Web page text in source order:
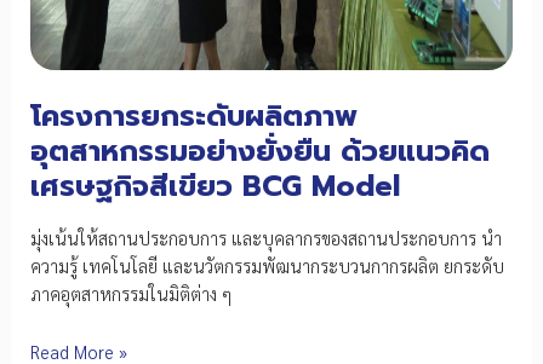
โครงการยกระดับผลิตภาพ
อุตสาหกรรมอย่างยั่งยืน ด้วยแนวคิด
เศรษฐกิจสีเขียว BCG Model
มุ่งเน้นให้สถานประกอบการ และบุคลากรของสถานประกอบการ นำ
ความรู้ เทคโนโลยี และนวัตกรรมพัฒนากระบวนกากรผลิต ยกระดับ
ภาคอุตสาหกรรมในมิติต่าง ๆ
โครงการ
Read More »